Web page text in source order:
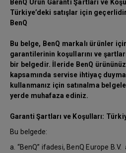
BenQ Ürün Garanti Şartları ve
Türkiye’deki satışlar için geçerlidir
BenQ
Bu belge, BenQ markalı ürünler
garantilerinin koşullarını ve
bir belgedir. İleride BenQ
kapsamında servise ihtiyaç
kullanmanız için satınalma
yerde muhafaza ediniz.
Garanti Şartları ve Koşulları:
Bu belgede:
a. “BenQ” ifadesi, BenQ Europe